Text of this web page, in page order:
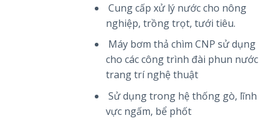
Cung cấp xử lý nước cho nông
nghiệp, trồng trọt, tưới tiêu.
Máy bơm thả chìm CNP sử dụng
cho các công trình đài phun nước
trang trí nghệ thuật
Sử dụng trong hệ thống gò, lĩnh
vực ngấm, bể phốt